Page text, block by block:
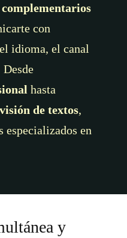
con
idioma, el canal
hasta
de textos,
especializados en
y